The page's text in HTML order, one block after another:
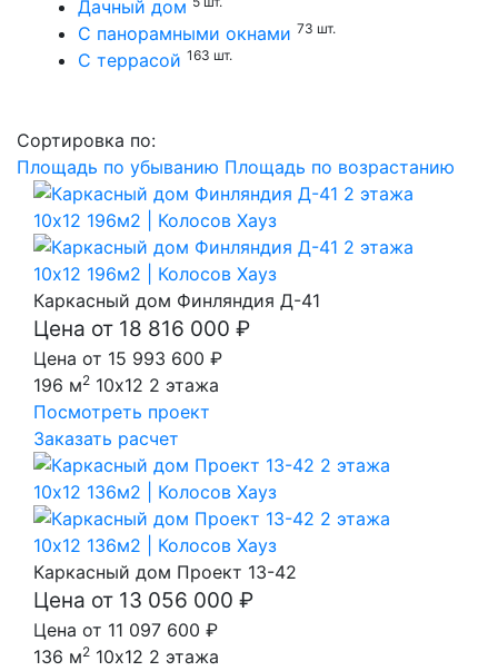
Дачный дом
С панорамными окнами 73 шт.
С террасой 163 шт.
Сортировка по:
Площадь по убыванию Площадь по возрастанию
Каркасный дом Финляндия Д-41
Цена от 18 816 000 ₽
Цена от 15 993 600 ₽
196 м2 10x12 2 этажа
Посмотреть проект
Заказать расчет
Каркасный дом Проект 13-42
Цена от 13 056 000 ₽
Цена от 11 097 600 ₽
136 м2 10x12 2 этажа